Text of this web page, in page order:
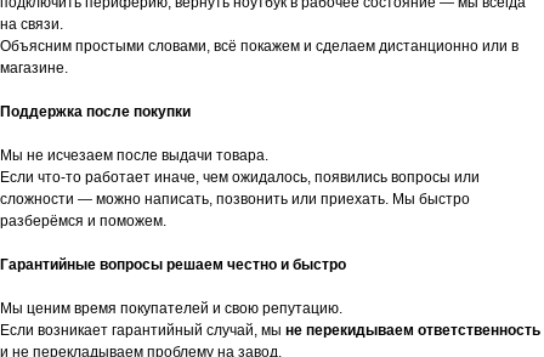
на связи.
Объясним простыми словами, всё покажем и сделаем дистанционно или в
магазине.
Поддержка после покупки
Мы не исчезаем после выдачи товара.
Если что-то работает иначе, чем ожидалось, появились вопросы или
сложности — можно написать, позвонить или приехать. Мы быстро
разберёмся и поможем.
Гарантийные вопросы решаем честно и быстро
Мы ценим время покупателей и свою репутацию.
Если возникает гарантийный случай, мы не перекидываем ответственность
и не перекладываем проблему на завод.